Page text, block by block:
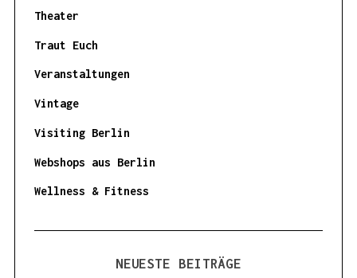
Theater
Traut Euch
Veranstaltungen
Vintage
Visiting Berlin
Webshops aus Berlin
Wellness & Fitness
NEUESTE BEITRÄGE